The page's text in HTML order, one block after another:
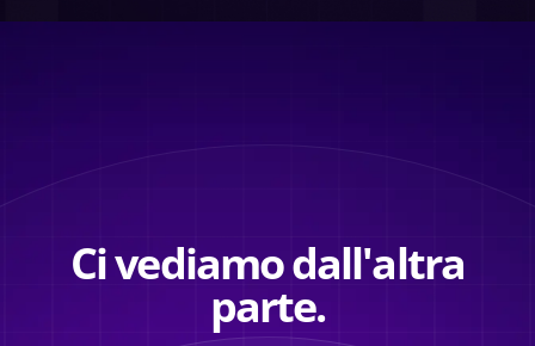
Ci vediamo dall'altra
parte.